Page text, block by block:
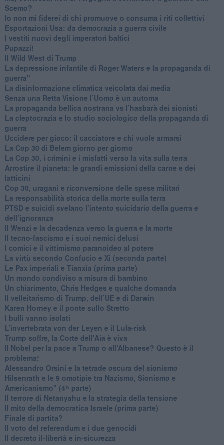
Scemo?
​Io non mi fiderei di chi promuove o consuma i riti collettivi
Esportazioni Usa: da democrazia a guerra civile
​I vestiti nuovi degli imperatori baltici
​Pupazzi!
​Il Wild West di Trump
​La depressione infantile di Roger Waters e la propaganda di
guerra"
​La disinformazione climatica veicolata dai media
Senza una Retta Visione l’Uomo è un automa
​La propaganda bellica nostrana vs l’hasbarà dei sionisti
​La cleptocrazia e lo studio sociologico della propaganda di
guerra
​Uccidere per gioco: il cacciatore e chi vuole armarsi
​La Cop 30 di Belem giorno per giorno
La Cop 30, i crimini e i misfatti verso la vita sulla terra
Arrostire il pianeta: le grandi emissioni della carne e dei
latticini
​Cop 30, uragani e riconversione delle spese militari
La responsabilità storica della morte sulla terra
PTSD e suicidi svelano l’intento suicidario della guerra e
dell’ignoranza
Il Wenzi e la decadenza verso la guerra e la morte
​Il tecno-fascismo e i suoi nemici delusi
​I comici e il vittimismo paranoideo al potere
​La virtù secondo Confucio e Xi (seconda parte)
Le Pax imperiali e Tianxia (prima parte)
Un mondo condiviso a misura di bambino
​Un chiarimento, Chris Hedges e qualche domanda
Il velleitarismo di Trump, dell’UE e di Darwin
​Karen Horney e il ponte sullo Stretto
​I bulli vanno isolati
L’invertebrata von der Leyen e il Lula-risk
Trump soffre, la Corte dell'Aia è viva
​Il Nobel per la pace a Trump o all’Albanese? Questo è il
problema!
​Alessandro Orsini e la tetrade oscura del sionismo
​Hilsenrath e le 9 omotipie tra Nazismo, Sionismo e
Americanismo" (4^ parte)
​Il terrore di Netanyahu e la strategia della tensione
Il mito della democratica Israele (prima parte)
​Finale di partita?
​Il voto del referendum e i due genocidi
Il decreto il-libertà e in-sicurezza